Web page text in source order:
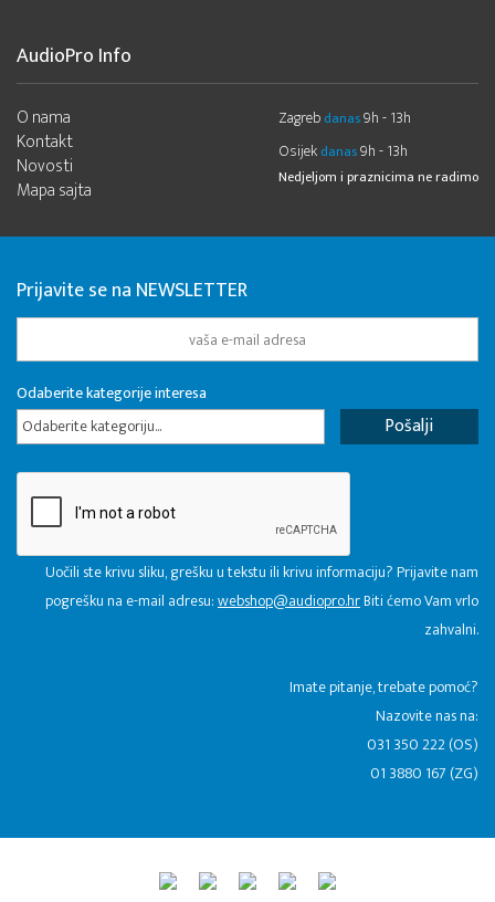
AudioPro Info
O nama
Kontakt
Novosti
Mapa sajta
Zagreb danas9h - 13h
Osijek danas9h - 13h
Nedjeljom i praznicima ne radimo
Prijavite se na NEWSLETTER
Odaberite kategorije interesa
Odaberite kategoriju...
Uočili ste krivu sliku, grešku u tekstu ili krivu informaciju? Prijavite nam
pogrešku na e-mail adresu:webshop@audiopro.hrBiti ćemo Vam vrlo
zahvalni.
​Imate pitanje, trebate pomoć?
Nazovite nas na:
031 350 222 (OS)
01 3880 167 (ZG)